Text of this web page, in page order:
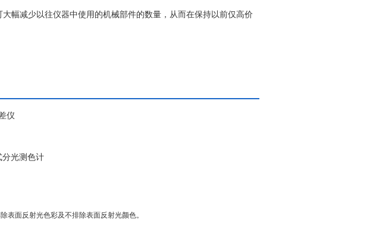
幅减少以往仪器中使用的机械部件的数量，从而在保持以前仅高价
仪
分光测色计
表面反射光色彩及不排除表面反射光颜色。